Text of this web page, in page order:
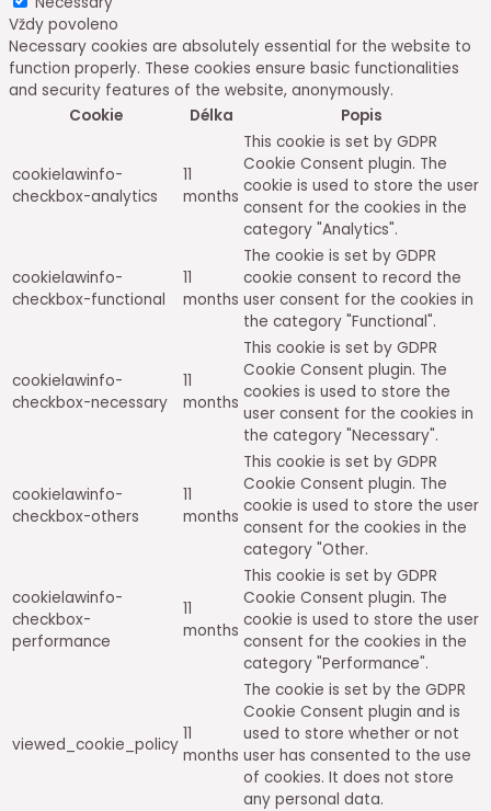
Vždy povoleno
Necessary cookies are absolutely essential for the website to
function properly. These cookies ensure basic functionalities
and security features of the website, anonymously.
Cookie
Délka Popis
cookielawinfo-
checkbox-analytics
11
months
This cookie is set by GDPR
Cookie Consent plugin. The
cookie is used to store the user
consent for the cookies in the
category "Analytics".
cookielawinfo-
checkbox-functional
11
months
The cookie is set by GDPR
cookie consent to record the
user consent for the cookies in
the category "Functional".
cookielawinfo-
checkbox-necessary
11
months
This cookie is set by GDPR
Cookie Consent plugin. The
cookies is used to store the
user consent for the cookies in
the category "Necessary".
cookielawinfo-
checkbox-others
11
months
This cookie is set by GDPR
Cookie Consent plugin. The
cookie is used to store the user
consent for the cookies in the
category "Other.
cookielawinfo-
checkbox-
performance
11
months
This cookie is set by GDPR
Cookie Consent plugin. The
cookie is used to store the user
consent for the cookies in the
category "Performance".
viewed_cookie_policy
11
months
The cookie is set by the GDPR
Cookie Consent plugin and is
used to store whether or not
user has consented to the use
of cookies. It does not store
any personal data.